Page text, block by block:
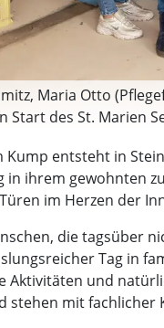
Maria Otto
Start des St. Marien
entsteht in
ihrem gewohnten
im Herzen der
die tagsüber
Tag in
Aktivitäten und
stehen mit